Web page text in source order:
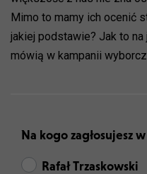
Mimo to mamy ich ocenić
jakiej podstawie? Jak to
mówią w kampanii
Na kogo zagłosujesz
Rafał Trzaskowski